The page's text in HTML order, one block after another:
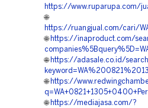
https://www.ruparupa.com/
🌐
https://ruangjual.com/cari/
🌐 https://inaproduct.com/
🌐 https://adasale.co.id/
🌐 https://
🌐 https://mediajasa.com/?